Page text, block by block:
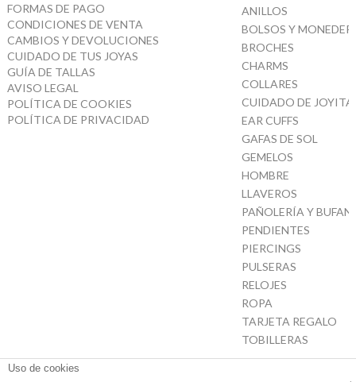
FORMAS DE PAGO
CONDICIONES DE VENTA
CAMBIOS Y DEVOLUCIONES
CUIDADO DE TUS JOYAS
GUÍA DE TALLAS
AVISO LEGAL
POLÍTICA DE COOKIES
POLÍTICA DE PRIVACIDAD
ANILLOS
BOLSOS Y
BROCHES
CHARMS
COLLARES
CUIDADO DE
EAR CUFFS
GAFAS DE SOL
GEMELOS
HOMBRE
LLAVEROS
PAÑOLERÍA Y
PENDIENTES
PIERCINGS
PULSERAS
RELOJES
ROPA
TARJETA REGALO
TOBILLERAS
Uso de cookies